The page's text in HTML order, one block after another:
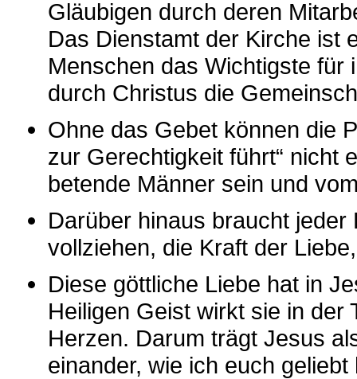
Gläubigen durch deren
Das Dienstamt der Kirche ist
Menschen das Wichtigste für
durch Christus die
Ohne das Gebet können die
zur Gerechtigkeit führt“ nicht
betende Männer sein und
Darüber hinaus braucht
vollziehen, die Kraft der
Diese göttliche Liebe hat in
Heiligen Geist wirkt sie in der
Herzen. Darum trägt Jesus
einander, wie ich euch geliebt